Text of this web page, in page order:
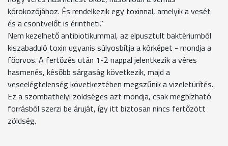
kórokozójához. És rendelkezik egy toxinnal, amelyik a vesét
és a csontvelőt is érintheti."
Nem kezelhető antibiotikummal, az elpusztult baktériumból
kiszabaduló toxin ugyanis súlyosbítja a kórképet - mondja a
főorvos. A fertőzés után 1-2 nappal jelentkezik a véres
hasmenés, később sárgaság következik, majd a
veseelégtelenség következtében megszűnik a vizeletürítés.
Ez a szombathelyi zöldséges azt mondja, csak megbízható
forrásból szerzi be áruját, így itt biztosan nincs fertőzött
zöldség.